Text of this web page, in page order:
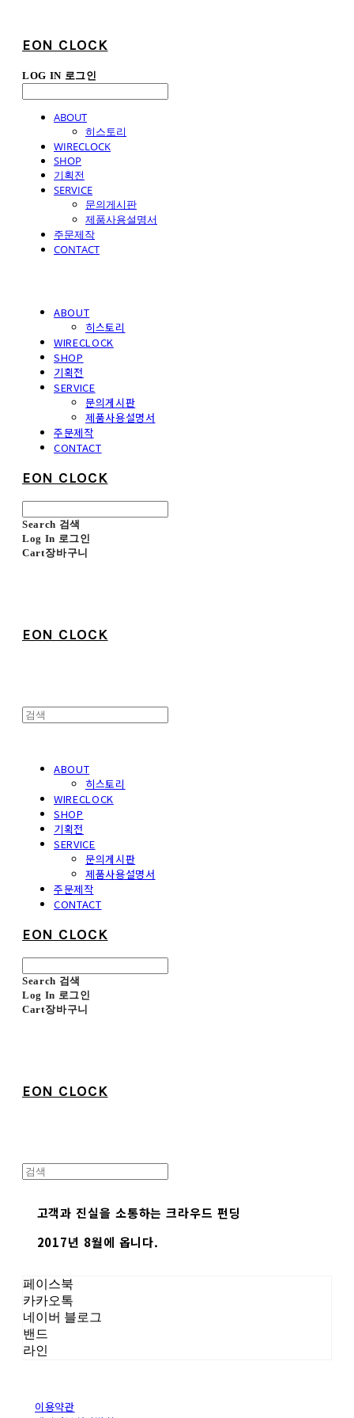
EON CLOCK
LOG IN 로그인
ABOUT
히스토리
WIRECLOCK
SHOP
기획전
SERVICE
문의게시판
제품사용설명서
주문제작
CONTACT
ABOUT
히스토리
WIRECLOCK
SHOP
기획전
SERVICE
문의게시판
제품사용설명서
주문제작
CONTACT
EON CLOCK
Search 검색
Log In 로그인
Cart장바구니
EON CLOCK
ABOUT
히스토리
WIRECLOCK
SHOP
기획전
SERVICE
문의게시판
제품사용설명서
주문제작
CONTACT
EON CLOCK
Search 검색
Log In 로그인
Cart장바구니
EON CLOCK
고객과 진실을 소통하는 크라우드 펀딩
2017년 8월에 옵니다.
페이스북
카카오톡
네이버 블로그
밴드
라인
이용약관